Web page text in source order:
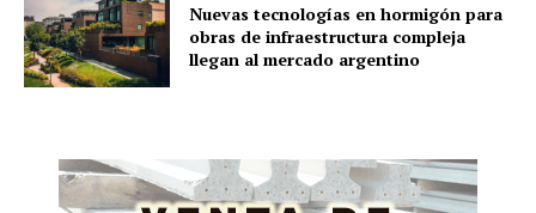
Nuevas tecnologías en hormigón para
obras de infraestructura compleja
llegan al mercado argentino